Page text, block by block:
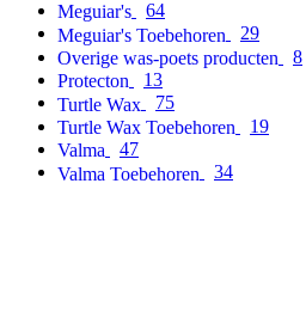
Meguiar's
64
Meguiar's Toebehoren
29
Overige was-poets producten
8
Protecton
13
Turtle Wax
75
Turtle Wax Toebehoren
19
Valma
47
Valma Toebehoren
34